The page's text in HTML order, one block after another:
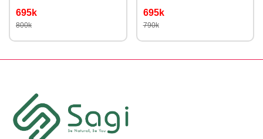
Correcting 50ml
695k
800k
Hiệu Chỉnh Sắc Da
695k
790k